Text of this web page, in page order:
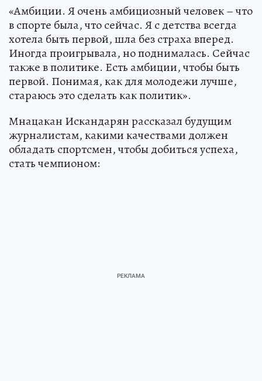
«Амбиции. Я очень амбициозный человек – что
в спорте была, что сейчас. Я с детства всегда
хотела быть первой, шла без страха вперед.
Иногда проигрывала, но поднималась. Сейчас
также в политике. Есть амбиции, чтобы быть
первой. Понимая, как для молодежи лучше,
стараюсь это сделать как политик».
Мнацакан Искандарян рассказал будущим
журналистам, какими качествами должен
обладать спортсмен, чтобы добиться успеха,
стать чемпионом: